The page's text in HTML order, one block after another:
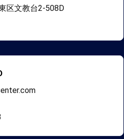
区文教台2-508D